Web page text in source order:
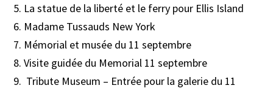
La statue de la liberté et le ferry pour Ellis Island
Madame Tussauds New York
Mémorial et musée du 11 septembre
Visite guidée du Memorial 11 septembre
Tribute Museum – Entrée pour la galerie du 11